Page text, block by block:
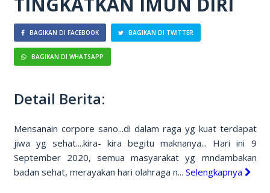
BAGIKAN DI FACEBOOK BAGIKAN DI TWITTER
BAGIKAN DI WHATSAPP
Detail Berita:
Mensanain corpore sano...di dalam raga yg kuat terdapat
jiwa yg sehat....kira- kira begitu maknanya... Hari ini 9
September 2020, semua masyarakat yg mndambakan
badan sehat, merayakan hari olahraga n... Selengkapnya